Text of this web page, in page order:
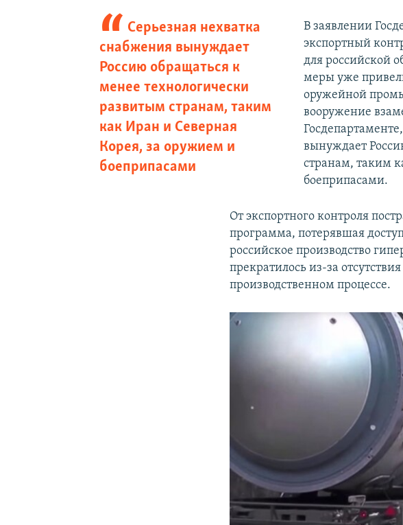
Серьезная нехватка
снабжения вынуждает
Россию обращаться к
менее технологически
развитым странам, таким
как Иран и Северная
Корея, за оружием и
боеприпасами
В заявлении
экспортный
для российской
меры уже
оружейной
вооружение
вынуждает
странам, таким
боеприпасами.
От экспортного контроля
программа, потерявшая
российское производство
прекратилось из-за
производственном процессе.